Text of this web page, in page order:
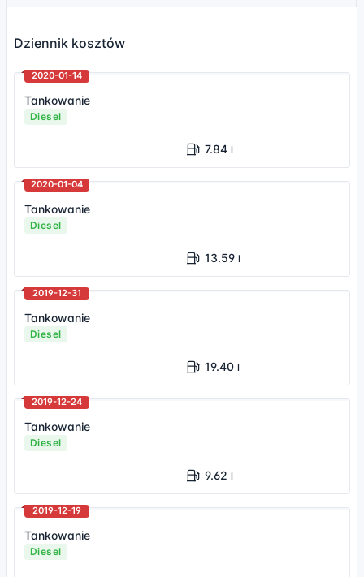
Dziennik kosztów
2020-01-14
Tankowanie
Diesel
7.84 l
2020-01-04
Tankowanie
Diesel
13.59 l
2019-12-31
Tankowanie
Diesel
19.40 l
2019-12-24
Tankowanie
Diesel
9.62 l
2019-12-19
Tankowanie
Diesel